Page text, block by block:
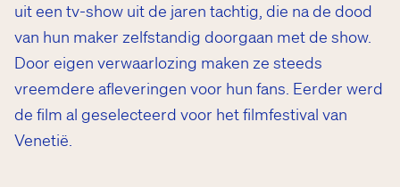
uit een tv-show uit de jaren tachtig, die na de dood
van hun maker zelfstandig doorgaan met de show.
Door eigen verwaarlozing maken ze steeds
vreemdere afleveringen voor hun fans. Eerder werd
de film al geselecteerd voor het filmfestival van
Venetië.